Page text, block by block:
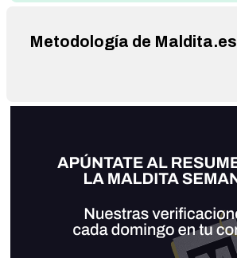
Metodología de Maldita.es